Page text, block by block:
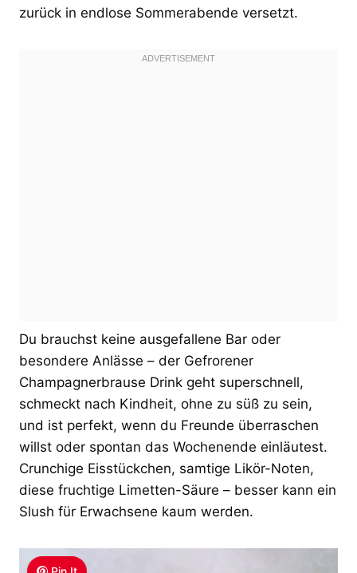
zurück in endlose Sommerabende versetzt.
Du brauchst keine ausgefallene Bar oder
besondere Anlässe – der Gefrorener
Champagnerbrause Drink geht superschnell,
schmeckt nach Kindheit, ohne zu süß zu sein,
und ist perfekt, wenn du Freunde überraschen
willst oder spontan das Wochenende einläutest.
Crunchige Eisstückchen, samtige Likör-Noten,
diese fruchtige Limetten-Säure – besser kann ein
Slush für Erwachsene kaum werden.